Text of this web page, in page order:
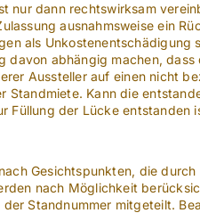
nur dann rechtswirksam
ausnahmsweise ein
als
davon abhängig machen,
Aussteller auf einen nicht
Standmiete. Kann die
der Lücke entstanden
Gesichtspunkten, die
nach Möglichkeit
Standnummer mitgeteilt.